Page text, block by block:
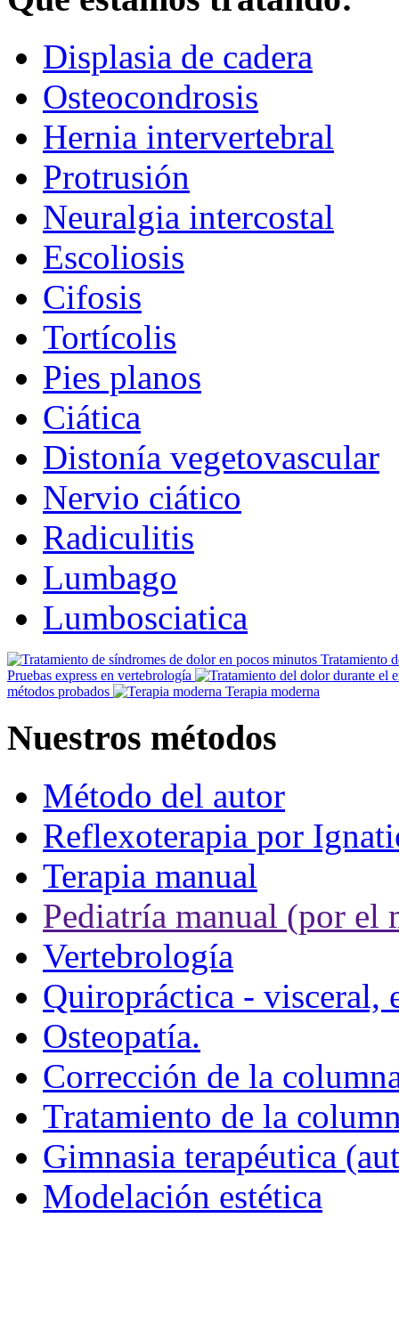
Displasia de cadera
Osteocondrosis
Hernia intervertebral
Protrusión
Neuralgia intercostal
Escoliosis
Cifosis
Tortícolis
Pies planos
Ciática
Distonía vegetovascular
Nervio ciático
Radiculitis
Lumbago
Lumbosciatica
Tratamiento
Pruebas express en vertebrología
métodos probados
Terapia moderna
Nuestros métodos
Método del autor
Reflexoterapia por
Terapia manual
Pediatría manual (por el
Vertebrología
Quiropráctica - visceral,
Osteopatía.
Corrección de la
Tratamiento de la
Gimnasia terapéutica
Modelación estética